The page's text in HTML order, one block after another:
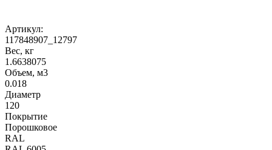
Артикул:
117848907_12797
Вес, кг
1.6638075
Объем, м3
0.018
Диаметр
120
Покрытие
Порошковое
RAL